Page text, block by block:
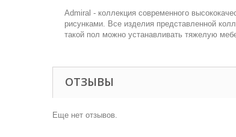
Admiral - коллекция современного
рисунками. Все изделия представленной
такой пол можно устанавливать тяжелую
ОТЗЫВЫ
Еще нет отзывов.